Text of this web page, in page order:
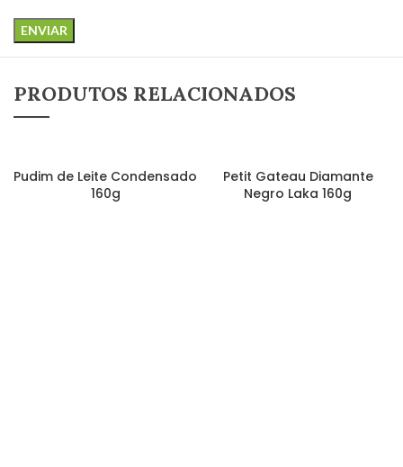
PRODUTOS RELACIONADOS
Pudim de Leite Condensado
160g
Petit Gateau Diamante
Negro Laka 160g